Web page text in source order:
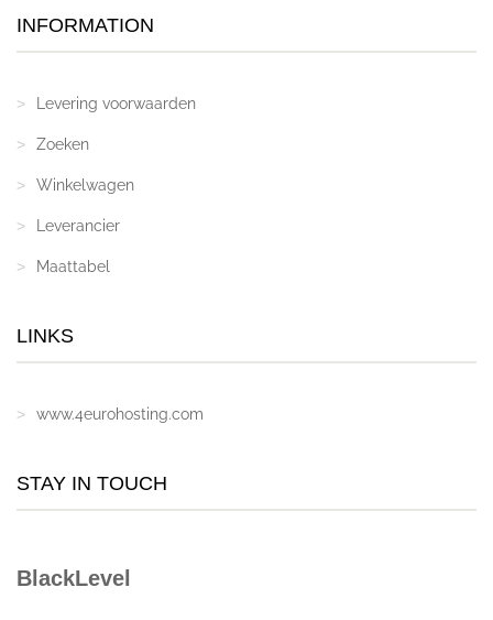
INFORMATION
Levering voorwaarden
Zoeken
Winkelwagen
Leverancier
Maattabel
LINKS
www.4eurohosting.com
STAY IN TOUCH
BlackLevel